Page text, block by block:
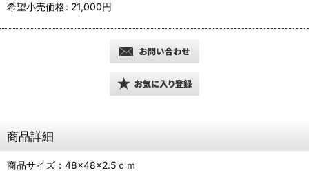
希望小売価格: 21,000円
商品詳細
商品サイズ：48×48×2.5ｃｍ